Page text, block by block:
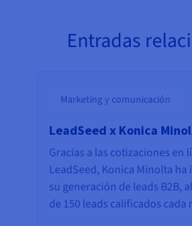
Entradas
Marketing y comunicación
LeadSeed x Konica
Gracias a las cotizaciones en
LeadSeed, Konica Minolta
su generación de leads B2B,
de 150 leads calificados cada